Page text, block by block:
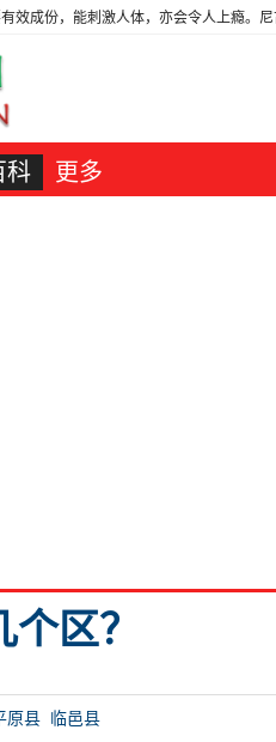
成份，能刺激人体，亦会令人上瘾。尼
科 更多
区？
原县 临邑县